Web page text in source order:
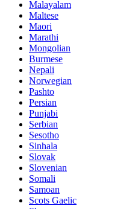
Malayalam
Maltese
Maori
Marathi
Mongolian
Burmese
Nepali
Norwegian
Pashto
Persian
Punjabi
Serbian
Sesotho
Sinhala
Slovak
Slovenian
Somali
Samoan
Scots Gaelic